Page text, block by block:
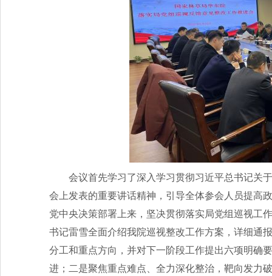
会议首先学习了深入学习贯彻习近平总书记关
会上发表的重要讲话精神，引导全体参会人员提高
党中央决策部署上来，坚决贯彻落实局党组巡视工
书记雷雪全面介绍我院巡视整改工作方案，详细通
分工和重点方向，并对下一阶段工作提出六项明确
进；二是聚焦重点难点、全力深化整治，靶向发力